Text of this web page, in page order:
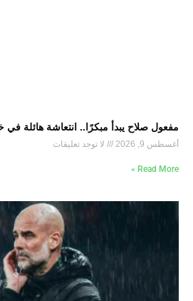
مفعول صلاح يبدأ مبكرًا.. انتعاشة هائلة
أغسطس 9, 2026 لا توجد تعليقات
Read More »